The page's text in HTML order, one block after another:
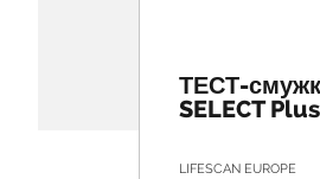
ТЕСТ-
SELECT
LIFESCAN EUROPE